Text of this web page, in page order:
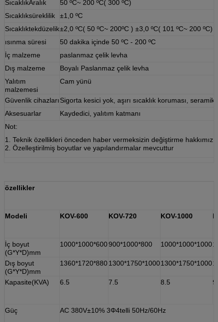
SıcaklıkAralık
50 ºC~ 200 ºC( 300 ºC)
Sıcaklıksüreklilik
±1,0 ºC
Sıcaklıktekdüzelik±2,0 ºC( 50 ºC~ 200ºC ) ±3,0 ºC( 101 ºC~ 200 ºC)
ısınma süresi
50 dakika içinde 50 ºC - 200 ºC
İç malzeme
paslanmaz çelik levha
Dış malzeme
Boyalı Paslanmaz çelik levha
Yalıtım
malzemesi
Cam yünü
Güvenlik cihazlarıSigorta kesici yok, aşırı sıcaklık koruması, seramik
Aksesuarlar
Kaydedici, yalıtım katmanı
Not:
1. Teknik özellikleri önceden haber vermeksizin değiştirme hakkımız
2. Özelleştirilmiş boyutlar ve yapılandırmalar mevcuttur
özellikler
Modeli KOV-600 KOV-720 KOV-1000
İç boyut
(G*Y*D)mm
1000*1000*600900*1000*800 1000*1000*1000
Dış boyut
(G*Y*D)mm
1360*1720*8801300*1750*10001300*1750*1000
Kapasite(KVA) 6.5 7.5 8.5
Güç AC 380V±10% 3Φ4telli 50Hz/60Hz